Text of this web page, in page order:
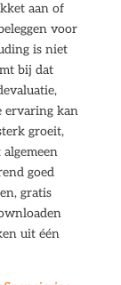
aan of
voor
is niet
bij dat
ervaring kan
groeit,
goed
gratis
uit één